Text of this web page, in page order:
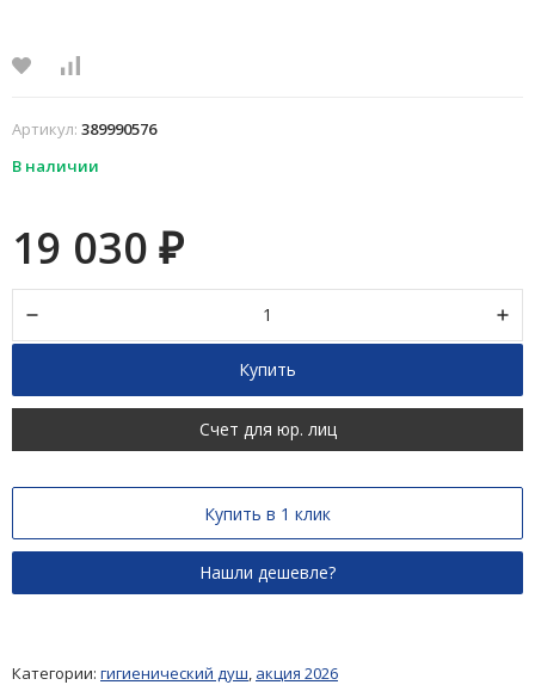
Артикул: 389990576
В наличии
19 030 ₽
Купить
Счет для юр. лиц
Купить в 1 клик
Категории: гигиенический душ акция 2026